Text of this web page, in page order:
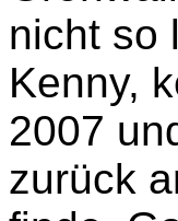
nicht so
Kenny,
2007
zurück